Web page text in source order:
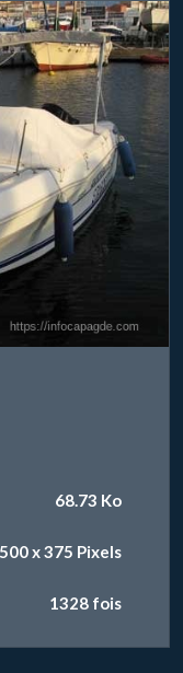
68.73 Ko
500 x 375 Pixels
1328 fois